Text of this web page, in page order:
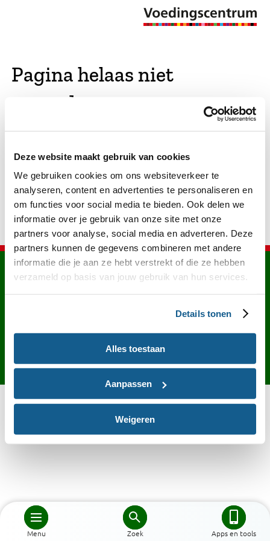
Deze website maakt gebruik van cookies
We gebruiken cookies om ons websiteverkeer te
analyseren, content en advertenties te personaliseren en
om functies voor social media te bieden. Ook delen we
informatie over je gebruik van onze site met onze
partners voor analyse, social media en adverteren. Deze
partners kunnen de gegevens combineren met andere
informatie die je aan ze hebt verstrekt of die ze hebben
verzameld op basis van jouw gebruik van hun services.
Details tonen
Alles toestaan
Aanpassen
Weigeren
Menu Zoek Apps en tools
Pagina helaas niet
gevonden
hebben gekeken of er vergelijkbare pagina's
bestaan. Als dat zo is, dan zie je die hier.
Contact English Privacy
Cookies
Toegankelijkheid
Desktop site